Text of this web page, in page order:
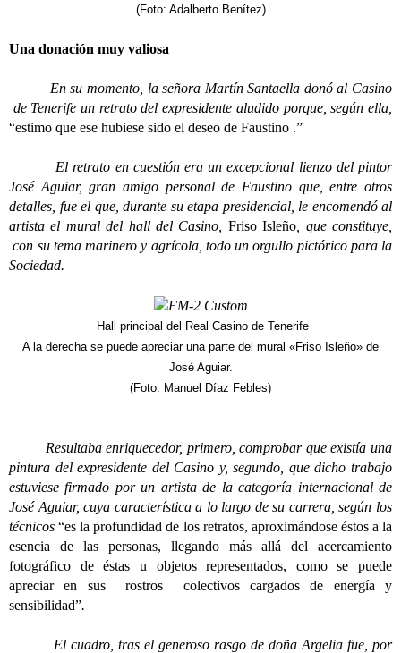
(Foto: Adalberto Benítez)
Una donación muy valiosa
En su momento, la señora Martín Santaella donó al Casino
de Tenerife un retrato del expresidente aludido porque, según ella,
“estimo que ese hubiese sido el deseo de Faustino .”
El retrato en cuestión era un excepcional lienzo del pintor
José Aguiar, gran amigo personal de Faustino que, entre otros
detalles, fue el que, durante su etapa presidencial, le encomendó al
artista el mural del hall del Casino, Friso Isleño , que constituye,
con su tema marinero y agrícola, todo un orgullo pictórico para la
Sociedad.
Hall principal del Real Casino de Tenerife
A la derecha se puede apreciar una parte del mural «Friso Isleño» de
José Aguiar.
(Foto: Manuel Díaz Febles)
Resultaba enriquecedor, primero, comprobar que existía una
pintura del expresidente del Casino y, segundo, que dicho trabajo
estuviese firmado por un artista de la categoría internacional de
José Aguiar, cuya característica a lo largo de su carrera, según los
técnicos“es la profundidad de los retratos, aproximándose éstos a la
esencia de las personas, llegando más allá del acercamiento
fotográfico de éstas u objetos representados, como se puede
apreciar en sus rostros colectivos cargados de energía y
sensibilidad”.
El cuadro, tras el generoso rasgo de doña Argelia fue, por